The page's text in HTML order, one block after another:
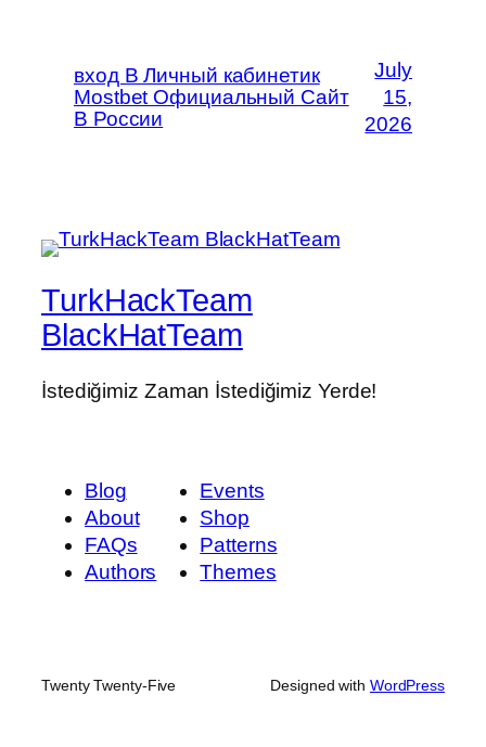
вход В Личный кабинетик
Mostbet Официальный Сайт
В России
July
15,
2026
TurkHackTeam
BlackHatTeam
İstediğimiz Zaman İstediğimiz Yerde!
Blog
About
FAQs
Authors
Events
Shop
Patterns
Themes
Twenty Twenty-Five Designed with WordPress